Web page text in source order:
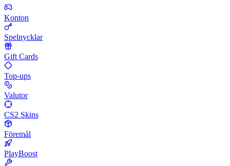
Konton
Spelnycklar
Gift Cards
Top-ups
Valutor
CS2 Skins
Föremål
PlayBoost